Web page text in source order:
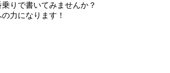
りで書いてみませんか？
力になります！